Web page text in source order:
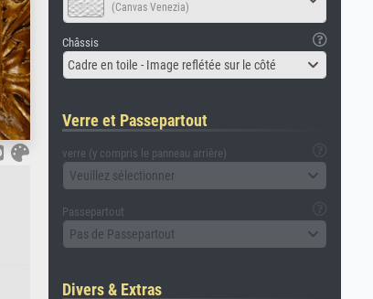
(Canvas Venezia)
Châssis
Cadre en toile - Image reflétée sur le côté
Verre et Passepartout
verre (y compris le panneau arrière)
Veuillez sélectionner
Passepartout
Pas de Passepartout
Divers & Extras